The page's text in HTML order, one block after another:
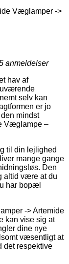
Væglamper ->
anmeldelser
hav af
selv kan
er jo
mindst
Væglampe –
til din lejlighed
mange gange
Den
altid være at du
har bopæl
-> Artemide
kan vise sig at
dine nye
væsentligt at
det respektive